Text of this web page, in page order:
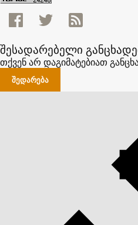
შესადარებელი
თქვენ არ დაგიმატებიათ
ᲨᲔᲓᲐᲠᲔᲑᲐ